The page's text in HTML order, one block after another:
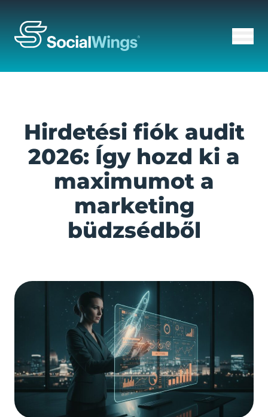
Hirdetési fiók audit
2026: Így hozd ki a
maximumot a
marketing
büdzsédből